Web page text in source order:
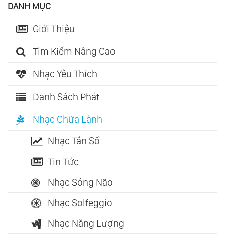
DANH MỤC
Giới Thiệu
Tìm Kiếm Nâng Cao
Nhạc Yêu Thích
Danh Sách Phát
Nhạc Chữa Lành
Nhạc Tần Số
Tin Tức
Nhạc Sóng Não
Nhạc Solfeggio
Nhạc Năng Lượng